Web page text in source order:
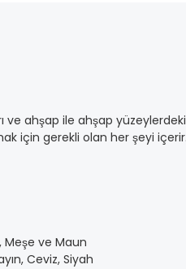
ahşap ile ahşap
için gerekli olan her şeyi içerir.
Meşe ve Maun
Ceviz, Siyah